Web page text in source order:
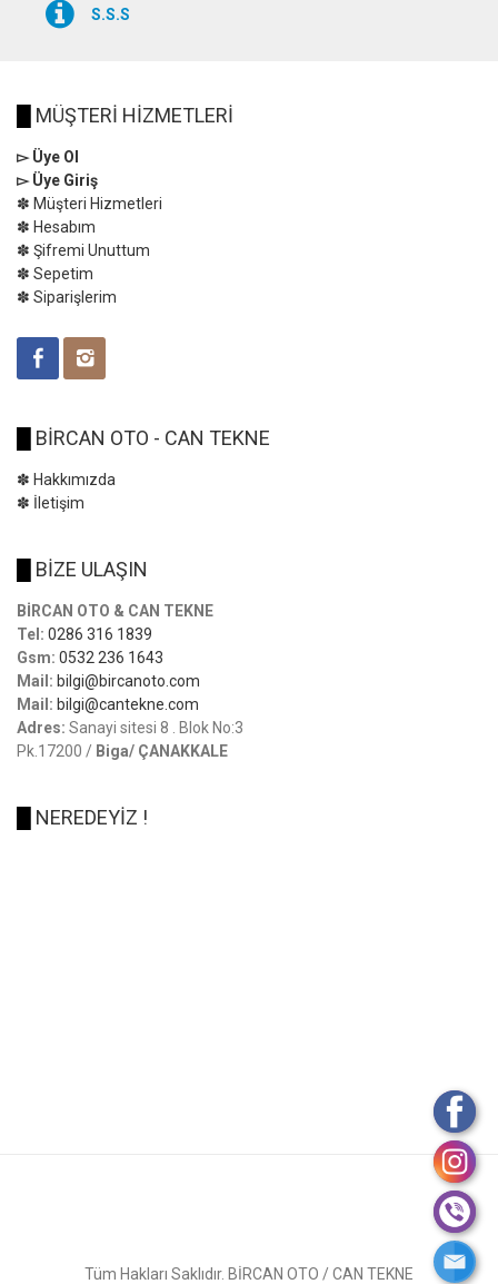
S.S.S
MÜŞTERİ HİZMETLERİ
▻ Üye Ol
▻ Üye Giriş
✽ Müşteri Hizmetleri
✽ Hesabım
✽ Şifremi Unuttum
✽ Sepetim
✽ Siparişlerim
BİRCAN OTO - CAN TEKNE
✽ Hakkımızda
✽ İletişim
BİZE ULAŞIN
BİRCAN OTO & CAN TEKNE
Tel: 0286 316 1839
Gsm: 0532 236 1643
Mail: bilgi@bircanoto.com
Mail: bilgi@cantekne.com
Adres: Sanayi sitesi 8 . Blok No:3
Pk.17200 / Biga/ ÇANAKKALE
NEREDEYİZ !
Tüm Hakları Saklıdır. BİRCAN OTO / CAN TEKNE